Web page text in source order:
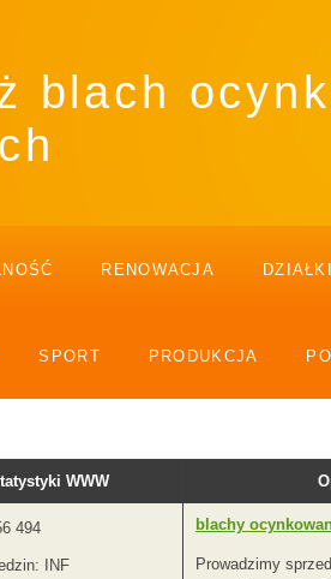
blach
RENOWACJA
SPORT PRODUKCJA
WWW
494
INF
blachy
Prowadzimy